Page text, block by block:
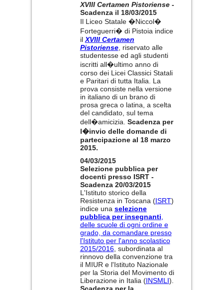
XVIII Certamen Pistoriense-
Scadenza il 18/03/2015
Il Liceo Statale �Niccol�
Forteguerri� di Pistoia indice
ilXVIII Certamen
Pistoriense, riservato alle
studentesse ed agli studenti
iscritti all�ultimo anno di
corso dei Licei Classici Statali
e Paritari di tutta Italia. La
prova consiste nella versione
in italiano di un brano di
prosa greca o latina, a scelta
del candidato, sul tema
dell�amicizia. Scadenza per
l�invio delle domande di
partecipazione al 18 marzo
2015.
04/03/2015
Selezione pubblica per
docenti presso ISRT -
Scadenza 20/03/2015
L'Istituto storico della
Resistenza in Toscana (ISRT)
indice una selezione
pubblica per insegnanti,
delle scuole di ogni ordine e
grado, da comandare presso
l'Istituto per l'anno scolastico
2015/2016, subordinata al
rinnovo della convenzione tra
il MIUR e l'Istituto Nazionale
per la Storia del Movimento di
Liberazione in Italia (INSMLI).